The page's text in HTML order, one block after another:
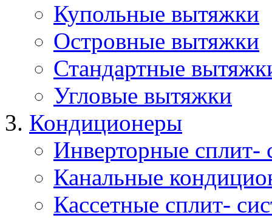
Купольные вытяжки
Островные вытяжки
Стандартные
Угловые вытяжки
Кондиционеры
Инверторные сплит-
Канальные
Кассетные сплит-